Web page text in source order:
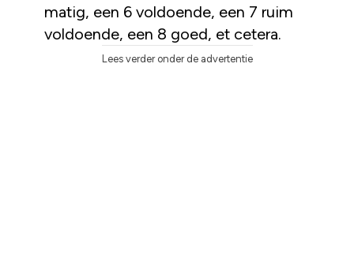
matig, een 6 voldoende, een 7 ruim
voldoende, een 8 goed, et cetera.
Lees verder onder de advertentie